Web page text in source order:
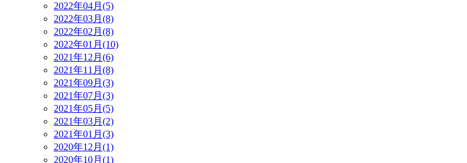
2022年04月(5)
2022年03月(8)
2022年02月(8)
2022年01月(10)
2021年12月(6)
2021年11月(8)
2021年09月(3)
2021年07月(3)
2021年05月(5)
2021年03月(2)
2021年01月(3)
2020年12月(1)
2020年10月(1)